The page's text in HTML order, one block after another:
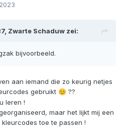
Zwarte Schaduw zei:
bijvoorbeeld.
aan iemand die zo keurig netjes
gebruikt 😊 ??
leren !
maar het lijkt mij een
toe te passen !